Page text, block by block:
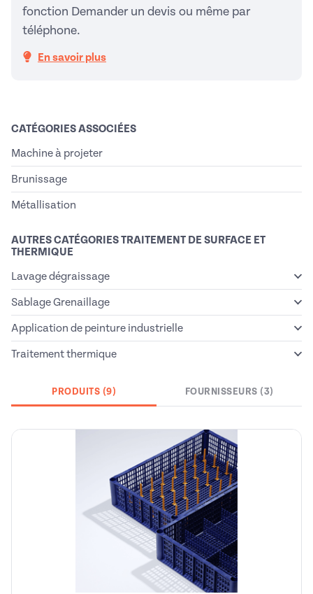
fonction Demander un devis ou même par
téléphone.
En savoir plus
CATÉGORIES ASSOCIÉES
Machine à projeter
Brunissage
Métallisation
AUTRES CATÉGORIES TRAITEMENT DE SURFACE ET
THERMIQUE
Lavage dégraissage
Sablage Grenaillage
Application de peinture industrielle
Traitement thermique
PRODUITS (9) FOURNISSEURS (3)